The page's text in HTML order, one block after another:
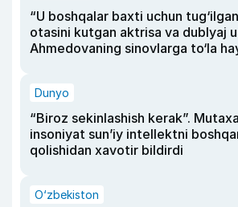
“U boshqalar baxti uchun
otasini kutgan aktrisa va dublyaj
Ahmedovaning sinovlarga to‘la
Dunyo
“Biroz sekinlashish kerak”.
insoniyat sun’iy intellektni
qolishidan xavotir bildirdi
O‘zbekiston